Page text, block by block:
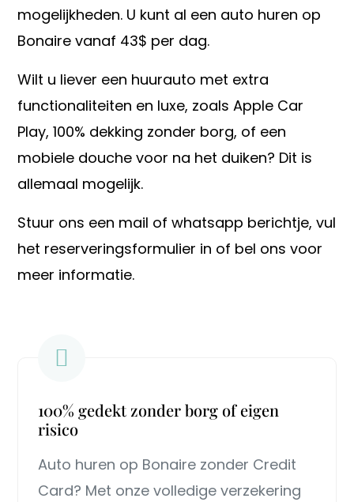
mogelijkheden. U kunt al een auto huren op
Bonaire vanaf 43$ per dag.
Wilt u liever een huurauto met extra
functionaliteiten en luxe, zoals Apple Car
Play, 100% dekking zonder borg, of een
mobiele douche voor na het duiken? Dit is
allemaal mogelijk.
Stuur ons een mail of whatsapp berichtje, vul
het reserveringsformulier in of bel ons voor
meer informatie.
100% gedekt zonder borg of eigen
risico
Auto huren op Bonaire zonder Credit
Card? Met onze volledige verzekering